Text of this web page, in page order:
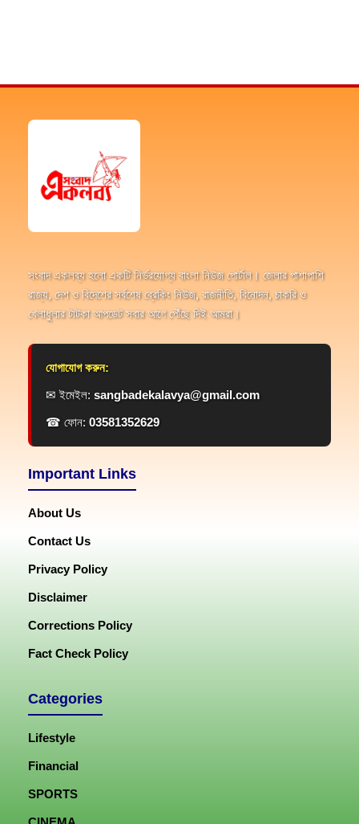
সংবাদ একলব্য হলো একটি নির্ভরযোগ্য বাংলা নিউজ পোর্টাল। জেলার পাশাপাশি
রাজ্য, দেশ ও বিদেশের সর্বশেষ ব্রেকিং নিউজ, রাজনীতি, বিনোদন, চাকরি ও
খেলাধুলার টাটকা আপডেট সবার আগে পৌঁছে দিই আমরা।
যোগাযোগ করুন:
✉ ইমেইল: sangbadekalavya@gmail.com
☎ ফোন: 03581352629
Important Links
About Us
Contact Us
Privacy Policy
Disclaimer
Corrections Policy
Fact Check Policy
Categories
Lifestyle
Financial
SPORTS